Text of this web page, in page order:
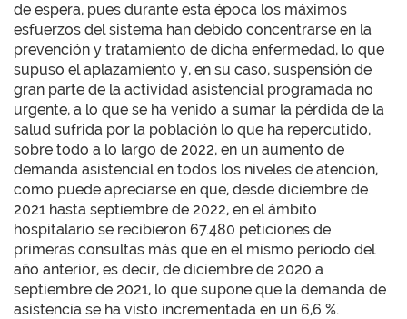
de espera, pues durante esta época los máximos
esfuerzos del sistema han debido concentrarse en la
prevención y tratamiento de dicha enfermedad, lo que
supuso el aplazamiento y, en su caso, suspensión de
gran parte de la actividad asistencial programada no
urgente, a lo que se ha venido a sumar la pérdida de la
salud sufrida por la población lo que ha repercutido,
sobre todo a lo largo de 2022, en un aumento de
demanda asistencial en todos los niveles de atención,
como puede apreciarse en que, desde diciembre de
2021 hasta septiembre de 2022, en el ámbito
hospitalario se recibieron 67.480 peticiones de
primeras consultas más que en el mismo periodo del
año anterior, es decir, de diciembre de 2020 a
septiembre de 2021, lo que supone que la demanda de
asistencia se ha visto incrementada en un 6,6 %.